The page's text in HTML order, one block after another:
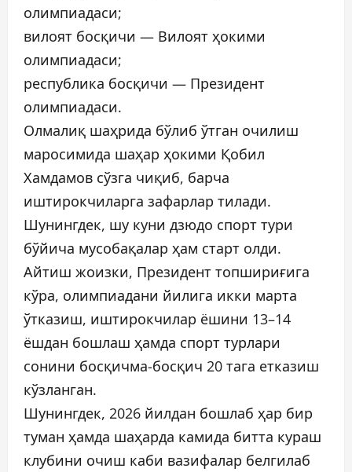
олимпиадаси;
вилоят босқичи — Вилоят ҳокими
олимпиадаси;
республика босқичи — Президент
олимпиадаси.
Олмалиқ шаҳрида бўлиб ўтган очилиш
маросимида шаҳар ҳокими Қобил
Хамдамов сўзга чиқиб, барча
иштирокчиларга зафарлар тилади.
Шунингдек, шу куни дзюдо спорт тури
бўйича мусобақалар ҳам старт олди.
Айтиш жоизки, Президент топшириғига
кўра, олимпиадани йилига икки марта
ўтказиш, иштирокчилар ёшини 13–14
ёшдан бошлаш ҳамда спорт турлари
сонини босқичма-босқич 20 тага етказиш
кўзланган.
Шунингдек, 2026 йилдан бошлаб ҳар бир
туман ҳамда шаҳарда камида битта кураш
клубини очиш каби вазифалар белгилаб